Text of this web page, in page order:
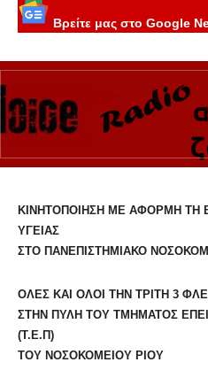
Βρείτε μας στο Google
ΚΙΝΗΤΟΠΟΙΗΣΗ ΜΕ ΑΦΟΡΜΗ ΤΗ
ΥΓΕΙΑΣ
ΣΤΟ ΠΑΝΕΠΙΣΤΗΜΙΑΚΟ
ΟΛΕΣ ΚΑΙ ΟΛΟΙ ΤΗΝ ΤΡΙΤΗ 3
ΣΤΗΝ ΠΥΛΗ ΤΟΥ ΤΜΗΜΑΤΟΣ
(Τ.Ε.Π)
ΤΟΥ ΝΟΣΟΚΟΜΕΙΟΥ ΡΙΟΥ